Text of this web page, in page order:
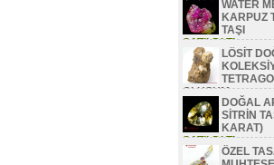
WATER
KARPUZ
TAŞI
SATILDI TL
LÖSİT
OLUŞUM
SATILDI TLDOĞAL
SİTRİN
KARAT)
SATILDI TL
ÖZEL